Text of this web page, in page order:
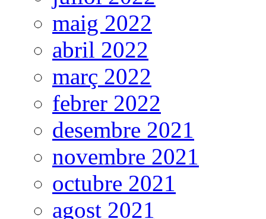
maig 2022
abril 2022
març 2022
febrer 2022
desembre 2021
novembre 2021
octubre 2021
agost 2021